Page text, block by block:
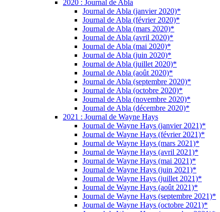
2020 : Journal de Abla
Journal de Abla (janvier 2020)*
Journal de Abla (février 2020)*
Journal de Abla (mars 2020)*
Journal de Abla (avril 2020)*
Journal de Abla (mai 2020)*
Journal de Abla (juin 2020)*
Journal de Abla (juillet 2020)*
Journal de Abla (août 2020)*
Journal de Abla (septembre 2020)*
Journal de Abla (octobre 2020)*
Journal de Abla (novembre 2020)*
Journal de Abla (décembre 2020)*
2021 : Journal de Wayne Hays
Journal de Wayne Hays (janvier 2021)*
Journal de Wayne Hays (février 2021)*
Journal de Wayne Hays (mars 2021)*
Journal de Wayne Hays (avril 2021)*
Journal de Wayne Hays (mai 2021)*
Journal de Wayne Hays (juin 2021)*
Journal de Wayne Hays (juillet 2021)*
Journal de Wayne Hays (août 2021)*
Journal de Wayne Hays (septembre 2021)*
Journal de Wayne Hays (octobre 2021)*